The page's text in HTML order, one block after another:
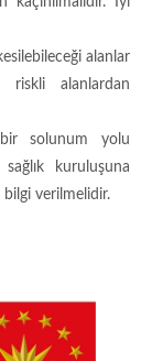
alanlar
riskli alanlardan
solunum yolu
kuruluşuna
bilgi verilmelidir.